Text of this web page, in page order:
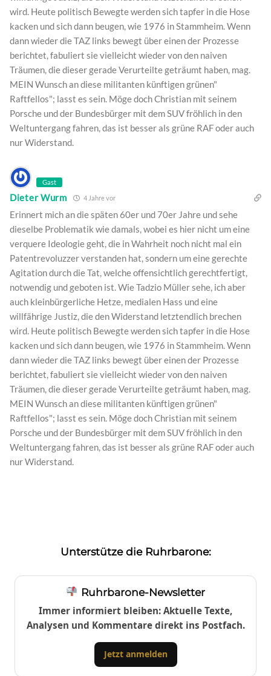
wird. Heute politisch Bewegte werden sich tapfer in die Hose
kacken und sich dann beugen, wie 1976 in Stammheim. Wenn
dann wieder die TAZ links bewegt über einen der Prozesse
berichtet, fabuliert sie vielleicht wieder von den naiven
Träumen, die dieser gerade Verurteilte geträumt haben, mag.
MEIN Wunsch an diese militanten künftigen grünen"
Raftfellos"; lasst es sein. Möge doch Christian mit seinem
Porsche und der Bundesbürger mit dem SUV fröhlich in den
Weltuntergang fahren, das ist besser als grüne RAF oder auch
nur Widerstand.
Gast
Dieter Wurm 4 Jahre vor
Erinnert mich an die späten 60er und 70er Jahre und sehe
dieselbe Problematik wie damals, wobei es hier nicht um eine
verquere Ideologie geht, die in Wahrheit noch nicht mal ein
Patentrevoluzzer verstanden hat, sondern um eine gerechte
Agitation durch die Tat, welche offensichtlich gerechtfertigt,
notwendig und geboten ist. Wie Tadzio Müller sehe, ich aber
auch kleinbürgerliche Hetze, medialen Hass und eine
willfährige Justiz, die den Widerstand letztendlich brechen
wird. Heute politisch Bewegte werden sich tapfer in die Hose
kacken und sich dann beugen, wie 1976 in Stammheim. Wenn
dann wieder die TAZ links bewegt über einen der Prozesse
berichtet, fabuliert sie vielleicht wieder von den naiven
Träumen, die dieser gerade Verurteilte geträumt haben, mag.
MEIN Wunsch an diese militanten künftigen grünen"
Raftfellos"; lasst es sein. Möge doch Christian mit seinem
Porsche und der Bundesbürger mit dem SUV fröhlich in den
Weltuntergang fahren, das ist besser als grüne RAF oder auch
nur Widerstand.
Unterstütze die Ruhrbarone:
Ruhrbarone-Newsletter
Immer informiert bleiben: Aktuelle Texte,
Analysen und Kommentare direkt ins Postfach.
Jetzt anmelden